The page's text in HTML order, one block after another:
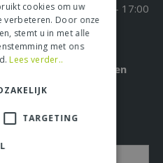
12:00 - 17:00
aanbiedingen en
cookies om uw
verbeteren. Door onze
stemt u in met alle
met ons
Lees verder..
TARGETING